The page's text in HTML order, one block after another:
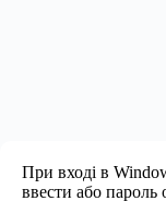
При вході в
ввести або пароль